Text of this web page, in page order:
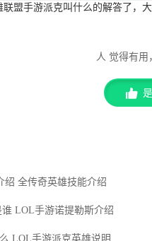
联盟手游派克叫什么的解答了，
人 觉得有用
是
绍 全传奇英雄技能介绍
LOL手游诺提勒斯介绍
LOL手游派克英雄说明